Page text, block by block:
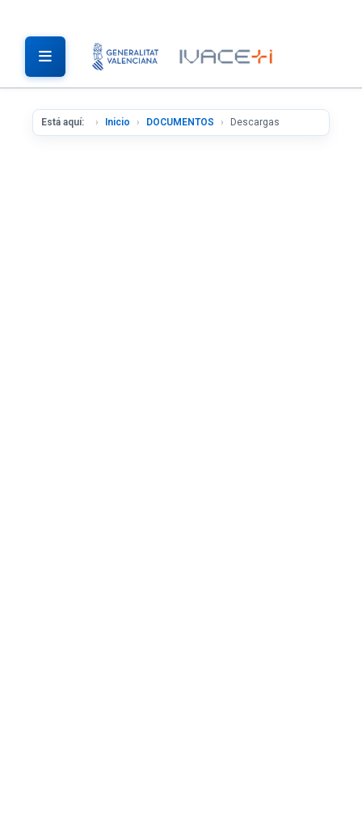
Está aquí: Inicio DOCUMENTOS Descargas